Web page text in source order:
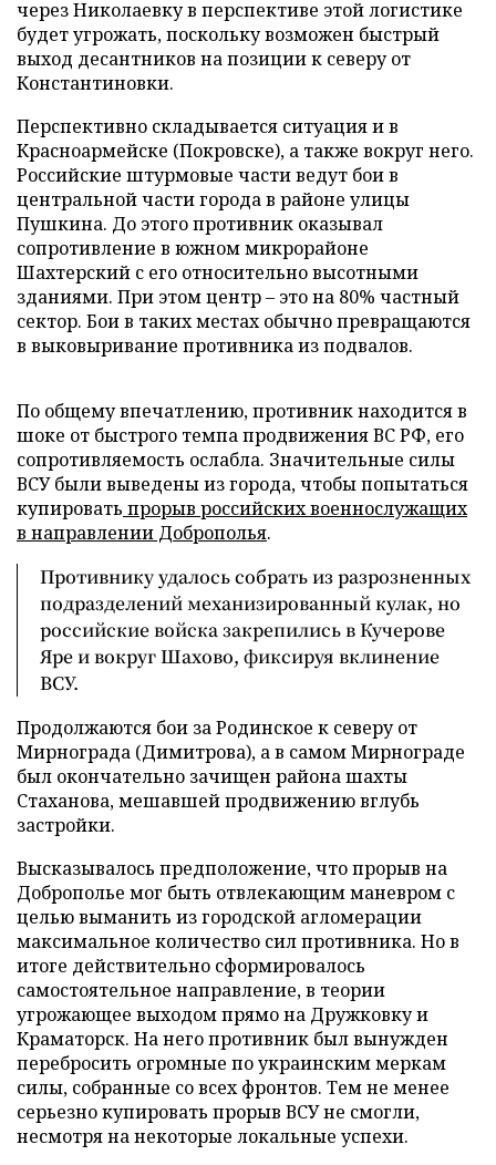
через Николаевку в перспективе этой логистике
будет угрожать, поскольку возможен быстрый
выход десантников на позиции к северу от
Константиновки.
Перспективно складывается ситуация и в
Красноармейске (Покровске), а также вокруг него.
Российские штурмовые части ведут бои в
центральной части города в районе улицы
Пушкина. До этого противник оказывал
сопротивление в южном микрорайоне
Шахтерский с его относительно высотными
зданиями. При этом центр – это на 80% частный
сектор. Бои в таких местах обычно превращаются
в выковыривание противника из подвалов.
По общему впечатлению, противник находится в
шоке от быстрого темпа продвижения ВС РФ, его
сопротивляемость ослабла. Значительные силы
ВСУ были выведены из города, чтобы попытаться
купировать прорыв российских военнослужащих
в направлении Доброполья.
Противнику удалось собрать из разрозненных
подразделений механизированный кулак, но
российские войска закрепились в Кучерове
Яре и вокруг Шахово, фиксируя вклинение
ВСУ.
Продолжаются бои за Родинское к северу от
Мирнограда (Димитрова), а в самом Мирнограде
был окончательно зачищен района шахты
Стаханова, мешавшей продвижению вглубь
застройки.
Высказывалось предположение, что прорыв на
Доброполье мог быть отвлекающим маневром с
целью выманить из городской агломерации
максимальное количество сил противника. Но в
итоге действительно сформировалось
самостоятельное направление, в теории
угрожающее выходом прямо на Дружковку и
Краматорск. На него противник был вынужден
перебросить огромные по украинским меркам
силы, собранные со всех фронтов. Тем не менее
серьезно купировать прорыв ВСУ не смогли,
несмотря на некоторые локальные успехи.